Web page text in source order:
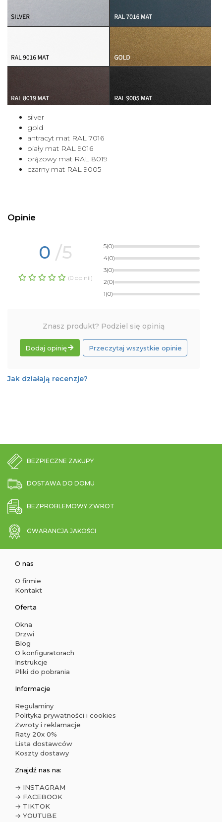
silver
gold
antracyt mat RAL 7016
biały mat RAL 9016
brązowy mat RAL 8019
czarny mat RAL 9005
Opinie
0 /5
(0 opinii)
5(0)
4(0)
3(0)
2(0)
1(0)
Znasz produkt? Podziel się opinią
Dodaj opinię Przeczytaj wszystkie opinie
Jak działają recenzje?
BEZPIECZNE ZAKUPY
DOSTAWA DO DOMU
BEZPROBLEMOWY ZWROT
GWARANCJA JAKOŚCI
O nas
O firmie
Kontakt
Oferta
Okna
Drzwi
Blog
O konfiguratorach
Instrukcje
Pliki do pobrania
Informacje
Regulaminy
Polityka prywatności i cookies
Zwroty i reklamacje
Raty 20x 0%
Lista dostawców
Koszty dostawy
Znajdź nas na:
→ INSTAGRAM
→ FACEBOOK
→ TIKTOK
→ YOUTUBE